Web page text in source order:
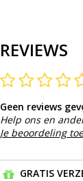
REVIEWS
Geen reviews
Help ons en
Je beoordeling
GRATIS